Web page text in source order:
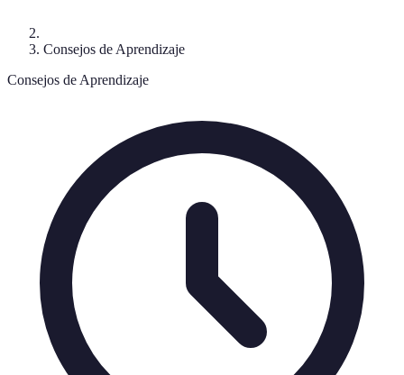
Consejos de Aprendizaje
Consejos de Aprendizaje